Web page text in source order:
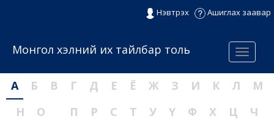
Нэвтрэх Ашиглах заавар
Menu
Монгол хэлний их тайлбар толь
А Б В Г Д Е Ё Ж З И К Л
М
Н
О П Р С Т У Ү Ф Х Ц
Ч